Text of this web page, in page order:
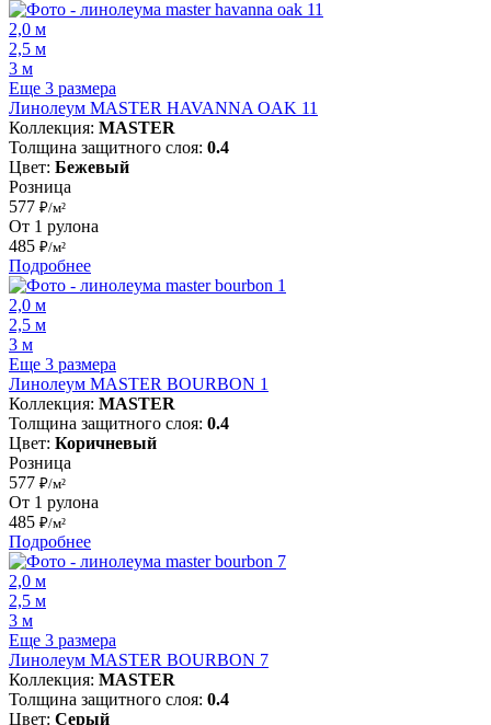
2,0 м
2,5 м
3 м
Еще 3 размера
Линолеум MASTER HAVANNA OAK 11
Коллекция: MASTER
Толщина защитного слоя: 0.4
Цвет: Бежевый
Розница
577 ₽/м²
От 1 рулона
485 ₽/м²
Подробнее
2,0 м
2,5 м
3 м
Еще 3 размера
Линолеум MASTER BOURBON 1
Коллекция: MASTER
Толщина защитного слоя: 0.4
Цвет: Коричневый
Розница
577 ₽/м²
От 1 рулона
485 ₽/м²
Подробнее
2,0 м
2,5 м
3 м
Еще 3 размера
Линолеум MASTER BOURBON 7
Коллекция: MASTER
Толщина защитного слоя: 0.4
Цвет: Серый